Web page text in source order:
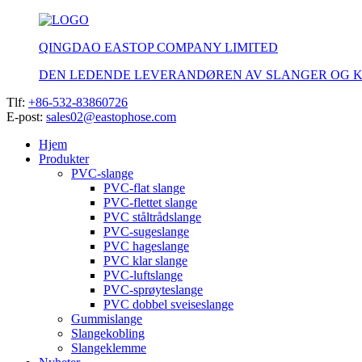
QINGDAO EASTOP COMPANY LIMITED
DEN LEDENDE LEVERANDØREN AV SLANGER OG
Tlf: +86-532-83860726
E-post: sales02@eastophose.com
Hjem
Produkter
PVC-slange
PVC-flat slange
PVC-flettet slange
PVC ståltrådslange
PVC-sugeslange
PVC hageslange
PVC klar slange
PVC-luftslange
PVC-sprøyteslange
PVC dobbel sveiseslange
Gummislange
Slangekobling
Slangeklemme